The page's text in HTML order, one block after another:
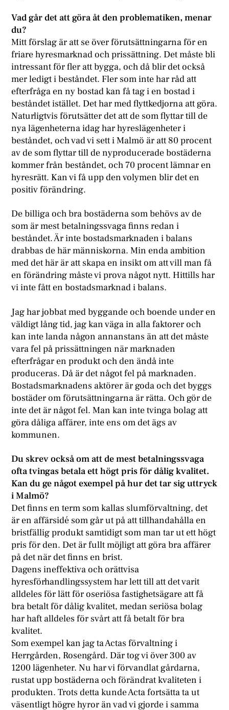
Vad går det att göra åt den problematiken, menar
du?
Mitt förslag är att se över förutsättningarna för en
friare hyresmarknad och prissättning. Det måste bli
intressant för fler att bygga, och då blir det också
mer ledigt i beståndet. Fler som inte har råd att
efterfråga en ny bostad kan få tag i en bostad i
beståndet istället. Det har med flyttkedjorna att göra.
Naturligtvis förutsätter det att de som flyttar till de
nya lägenheterna idag har hyreslägenheter i
beståndet, och vad vi sett i Malmö är att 80 procent
av de som flyttar till de nyproducerade bostäderna
kommer från beståndet, och 70 procent lämnar en
hyresrätt. Kan vi få upp den volymen blir det en
positiv förändring.
De billiga och bra bostäderna som behövs av de
som är mest betalningssvaga finns redan i
beståndet. Är inte bostadsmarknaden i balans
drabbas de här människorna. Min enda ambition
med det här är att skapa en insikt om att vill man få
en förändring måste vi prova något nytt. Hittills har
vi inte fått en bostadsmarknad i balans.
Jag har jobbat med byggande och boende under en
väldigt lång tid, jag kan väga in alla faktorer och
kan inte landa någon annanstans än att det måste
vara fel på prissättningen när marknaden
efterfrågar en produkt och den ändå inte
produceras. Då är det något fel på marknaden.
Bostadsmarknadens aktörer är goda och det byggs
bostäder om förutsättningarna är rätta. Och gör de
inte det är något fel. Man kan inte tvinga bolag att
göra dåliga affärer, inte ens om det ägs av
kommunen.
Du skrev också om att de mest betalningssvaga
ofta tvingas betala ett högt pris för dålig kvalitet.
Kan du ge något exempel på hur det tar sig uttryck
i Malmö?
Det finns en term som kallas slumförvaltning, det
är en affärsidé som går ut på att tillhandahålla en
bristfällig produkt samtidigt som man tar ut ett högt
pris för den. Det är fullt möjligt att göra bra affärer
på det när det finns en brist.
Dagens ineffektiva och orättvisa
hyresförhandlingssystem har lett till att det varit
alldeles för lätt för oseriösa fastighetsägare att få
bra betalt för dålig kvalitet, medan seriösa bolag
har haft alldeles för svårt att få betalt för bra
kvalitet.
Som exempel kan jag ta Actas förvaltning i
Herrgården, Rosengård. Där tog vi över 300 av
1200 lägenheter. Nu har vi förvandlat gårdarna,
rustat upp bostäderna och förändrat kvaliteten i
produkten. Trots detta kunde Acta fortsätta ta ut
väsentligt högre hyror än vad vi gjorde i samma